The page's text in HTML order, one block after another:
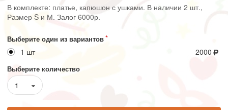
В комплекте: платье, капюшон с ушками. В наличии 2 шт.,
Размер S и М. Залог 6000р.
Выберите один из вариантов
1 шт 2000
Выберите количество
1